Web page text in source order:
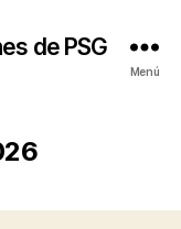
de PSG
Menú